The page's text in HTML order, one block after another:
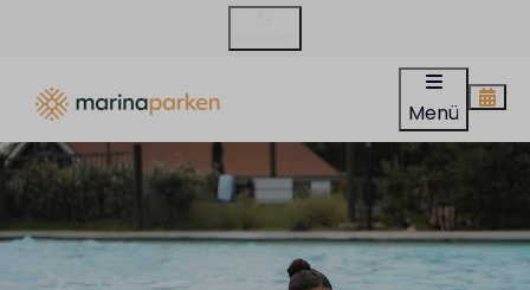
Menü